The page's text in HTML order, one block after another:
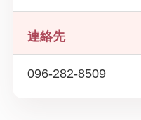
連絡先
096-282-8509